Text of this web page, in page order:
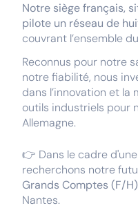
Notre siège français,
pilote un réseau de
couvrant l’ensemble
Reconnus pour notre
notre fiabilité, nous
dans l’innovation et
outils industriels pour
Allemagne.
👉 Dans le cadre
recherchons notre
Grands Comptes (F/H)
Nantes.